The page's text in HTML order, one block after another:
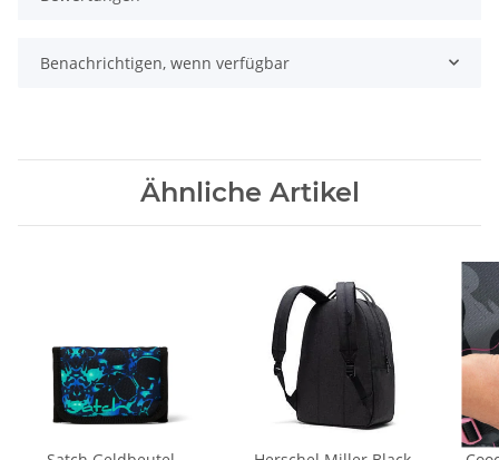
Benachrichtigen, wenn verfügbar
Ähnliche Artikel